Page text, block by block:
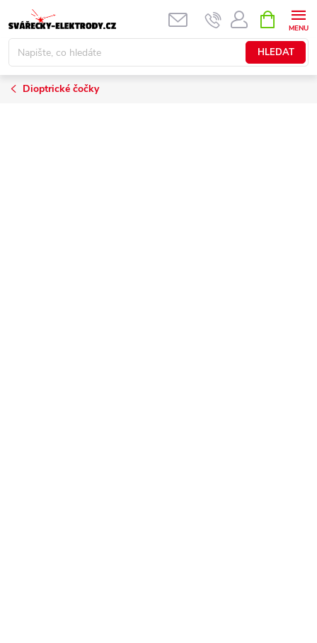
na
obsah
HLEDAT
NÁKUPNÍ
KOŠÍK
Dioptrické čočky